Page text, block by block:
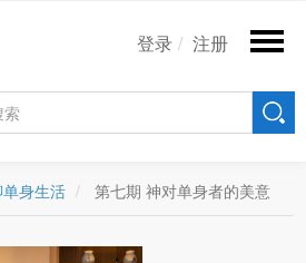
User
登录 注册
身生活 第七期 神对单身者的美意